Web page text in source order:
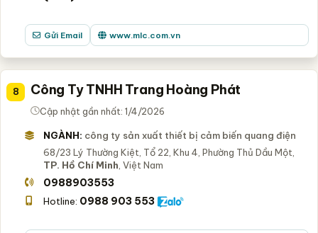
Gửi Email www.mlc.com.vn
8 Công Ty TNHH Trang Hoàng Phát
Cập nhật gần nhất: 1/4/2026
NGÀNH: công ty sản xuất thiết bị cảm biến quang điện
68/23 Lý Thường Kiệt, Tổ 22, Khu 4, Phường Thủ Dầu Một,
TP. Hồ Chí Minh , Việt Nam
0988903553
Hotline: 0988 903 553